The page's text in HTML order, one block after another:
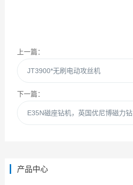
上一篇：
JT3900*无刷电动攻丝机
下一篇：
E35N磁座钻机，英国优尼博磁力钻
产品中心